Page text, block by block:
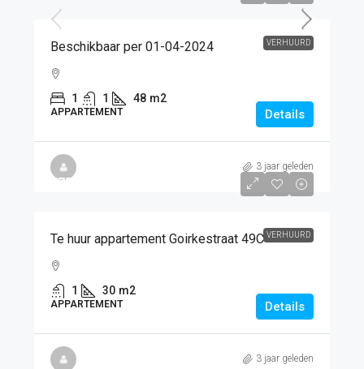
VERHUURD
Beschikbaar per 01-04-2024
1 1 48 m2
APPARTEMENT Details
3 jaar geleden
VERHUURD
€750
Te huur appartement Goirkestraat 49C
1 30 m2
APPARTEMENT Details
3 jaar geleden